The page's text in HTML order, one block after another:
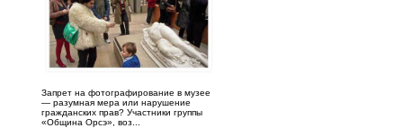
Запрет на фотографирование в музее
— разумная мера или нарушение
гражданских прав? Участники группы
«Община Орсэ», воз...